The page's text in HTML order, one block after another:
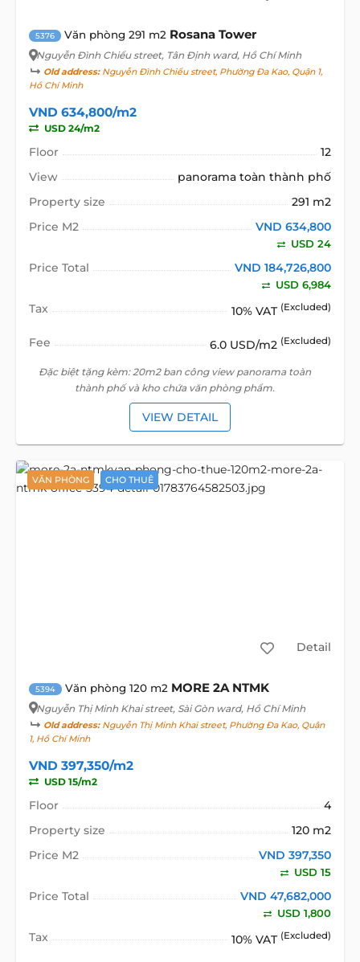
5376 Văn phòng 291 m2 Rosana Tower
Nguyễn Đình Chiểu street, Tân Định ward, Hồ Chí Minh
Old address:Nguyễn Đình Chiểu street, Phường Đa Kao, Quận 1,
Hồ Chí Minh
VND 634,800/m2
USD 24/m2
Floor
12
View
panorama toàn thành phố
Property size
291 m2
Price M2
VND 634,800
USD 24
Price Total VND 184,726,800
USD 6,984
Tax 10% VAT (Excluded)
Fee 6.0 USD/m2 (Excluded)
Đặc biệt tặng kèm: 20m2 ban công view panorama toàn
thành phố và kho chứa văn phòng phẩm.
VIEW DETAIL
VĂN PHÒNG CHO THUÊ
Detail
5394 Văn phòng 120 m2 MORE 2A NTMK
Nguyễn Thị Minh Khai street, Sài Gòn ward, Hồ Chí Minh
Old address:Nguyễn Thị Minh Khai street, Phường Đa Kao, Quận
1, Hồ Chí Minh
VND 397,350/m2
USD 15/m2
Floor
4
Property size
120 m2
Price M2
VND 397,350
USD 15
Price Total VND 47,682,000
USD 1,800
Tax 10% VAT (Excluded)